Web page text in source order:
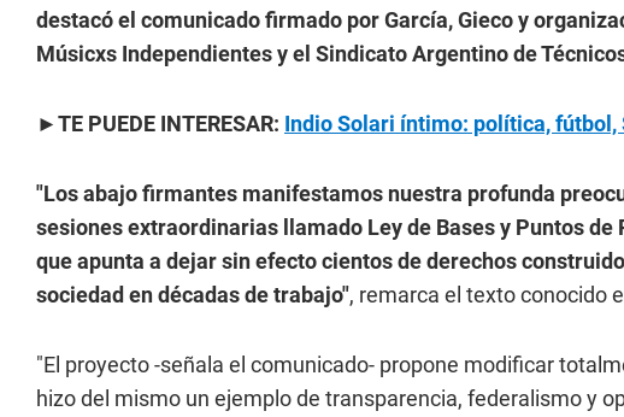
destacó el comunicado firmado por García, Gieco y
Músicxs Independientes y el Sindicato Argentino de
►TE PUEDE INTERESAR: Indio Solari íntimo: política, fútbol,
"Los abajo firmantes manifestamos nuestra profunda
sesiones extraordinarias llamado Ley de Bases y Puntos
que apunta a dejar sin efecto cientos de derechos
sociedad en décadas de trabajo", remarca el texto conocido
"El proyecto -señala el comunicado- propone modificar
hizo del mismo un ejemplo de transparencia, federalismo y